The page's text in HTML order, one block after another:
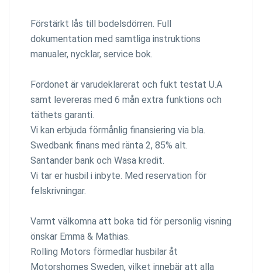
Förstärkt lås till bodelsdörren. Full
dokumentation med samtliga instruktions
manualer, nycklar, service bok.
Fordonet är varudeklarerat och fukt testat U.A
samt levereras med 6 mån extra funktions och
täthets garanti.
Vi kan erbjuda förmånlig finansiering via bla.
Swedbank finans med ränta 2, 85% alt.
Santander bank och Wasa kredit.
Vi tar er husbil i inbyte. Med reservation för
felskrivningar.
Varmt välkomna att boka tid för personlig visning
önskar Emma & Mathias.
Rolling Motors förmedlar husbilar åt
Motorshomes Sweden, vilket innebär att alla